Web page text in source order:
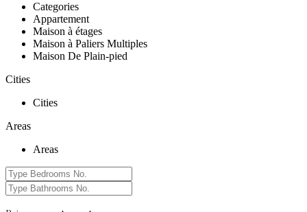
Categories
Appartement
Maison à étages
Maison à Paliers Multiples
Maison De Plain-pied
Cities
Cities
Areas
Areas